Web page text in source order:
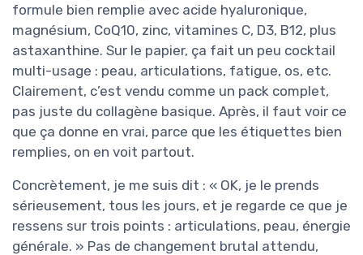
formule bien remplie avec acide hyaluronique,
magnésium, CoQ10, zinc, vitamines C, D3, B12, plus
astaxanthine. Sur le papier, ça fait un peu cocktail
multi-usage : peau, articulations, fatigue, os, etc.
Clairement, c’est vendu comme un pack complet,
pas juste du collagène basique. Après, il faut voir ce
que ça donne en vrai, parce que les étiquettes bien
remplies, on en voit partout.
Concrètement, je me suis dit : « OK, je le prends
sérieusement, tous les jours, et je regarde ce que je
ressens sur trois points : articulations, peau, énergie
générale. » Pas de changement brutal attendu,